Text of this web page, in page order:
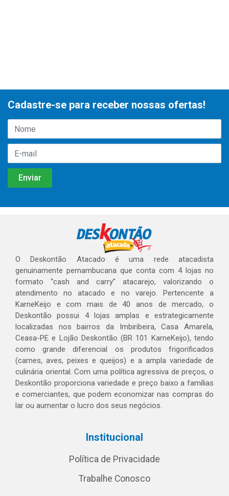
Cadastre-se para receber nossas ofertas!
O Deskontão Atacado é uma rede atacadista
genuinamente pernambucana que conta com 4 lojas no
formato “cash and carry” atacarejo, valorizando o
atendimento no atacado e no varejo. Pertencente a
KarneKeijo e com mais de 40 anos de mercado, o
Deskontão possui 4 lojas amplas e estrategicamente
localizadas nos bairros da Imbiribeira, Casa Amarela,
Ceasa-PE e Lojão Deskontão (BR 101 KarneKeijo), tendo
como grande diferencial os produtos frigorificados
(carnes, aves, peixes e queijos) e a ampla variedade de
culinária oriental. Com uma política agressiva de preços, o
Deskontão proporciona variedade e preço baixo a famílias
e comerciantes, que podem economizar nas compras do
lar ou aumentar o lucro dos seus negócios.
Institucional
Política de Privacidade
Trabalhe Conosco